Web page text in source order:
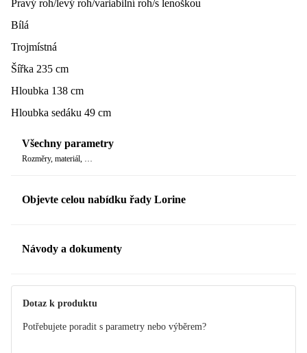
Pravý roh/levý roh/variabilní roh/s lenoškou
Bílá
Trojmístná
Šířka 235 cm
Hloubka 138 cm
Hloubka sedáku 49 cm
Všechny parametry
Rozměry, materiál, …
Objevte celou nabídku řady Lorine
Návody a dokumenty
Dotaz k produktu
Potřebujete poradit s parametry nebo výběrem?